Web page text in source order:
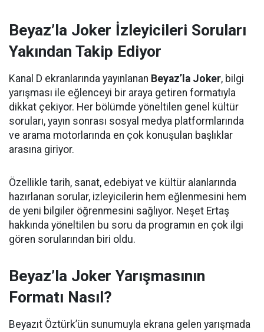
Beyaz’la Joker İzleyicileri Soruları
Yakından Takip Ediyor
Kanal D ekranlarında yayınlanan Beyaz’la Joker, bilgi
yarışması ile eğlenceyi bir araya getiren formatıyla
dikkat çekiyor. Her bölümde yöneltilen genel kültür
soruları, yayın sonrası sosyal medya platformlarında
ve arama motorlarında en çok konuşulan başlıklar
arasına giriyor.
Özellikle tarih, sanat, edebiyat ve kültür alanlarında
hazırlanan sorular, izleyicilerin hem eğlenmesini hem
de yeni bilgiler öğrenmesini sağlıyor. Neşet Ertaş
hakkında yöneltilen bu soru da programın en çok ilgi
gören sorularından biri oldu.
Beyaz’la Joker Yarışmasının
Formatı Nasıl?
Beyazıt Öztürk’ün sunumuyla ekrana gelen yarışmada